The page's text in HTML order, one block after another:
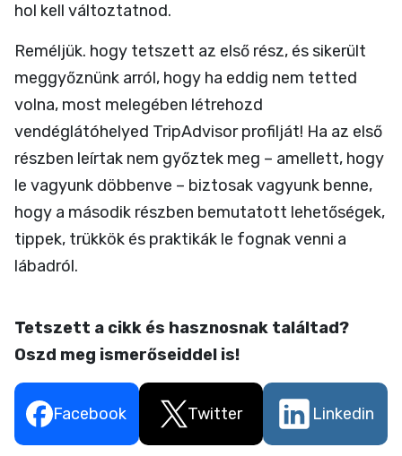
hol kell változtatnod.
Reméljük. hogy tetszett az első rész, és sikerült
meggyőznünk arról, hogy ha eddig nem tetted
volna, most melegében létrehozd
vendéglátóhelyed TripAdvisor profilját! Ha az első
részben leírtak nem győztek meg – amellett, hogy
le vagyunk döbbenve – biztosak vagyunk benne,
hogy a második részben bemutatott lehetőségek,
tippek, trükkök és praktikák le fognak venni a
lábadról.
Tetszett a cikk és hasznosnak találtad?
Oszd meg ismerőseiddel is!
Facebook Twitter Linkedin